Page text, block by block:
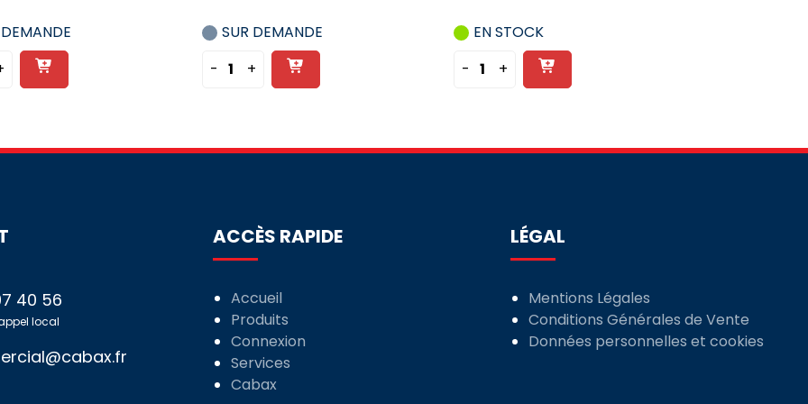
Ajouter
au
SUR DEMANDE
- quantité
IC60
25A
-
COURBE
D
+
Ajouter
au
EN STOCK
- quantité
DIFFÉRENTIEL
+
Ajouter
au
40 56
local
ACCÈS RAPIDE
Accueil
Produits
Connexion
Services
Cabax
LÉGAL
Mentions Légales
Conditions Générales de Vente
Données personnelles et cookies